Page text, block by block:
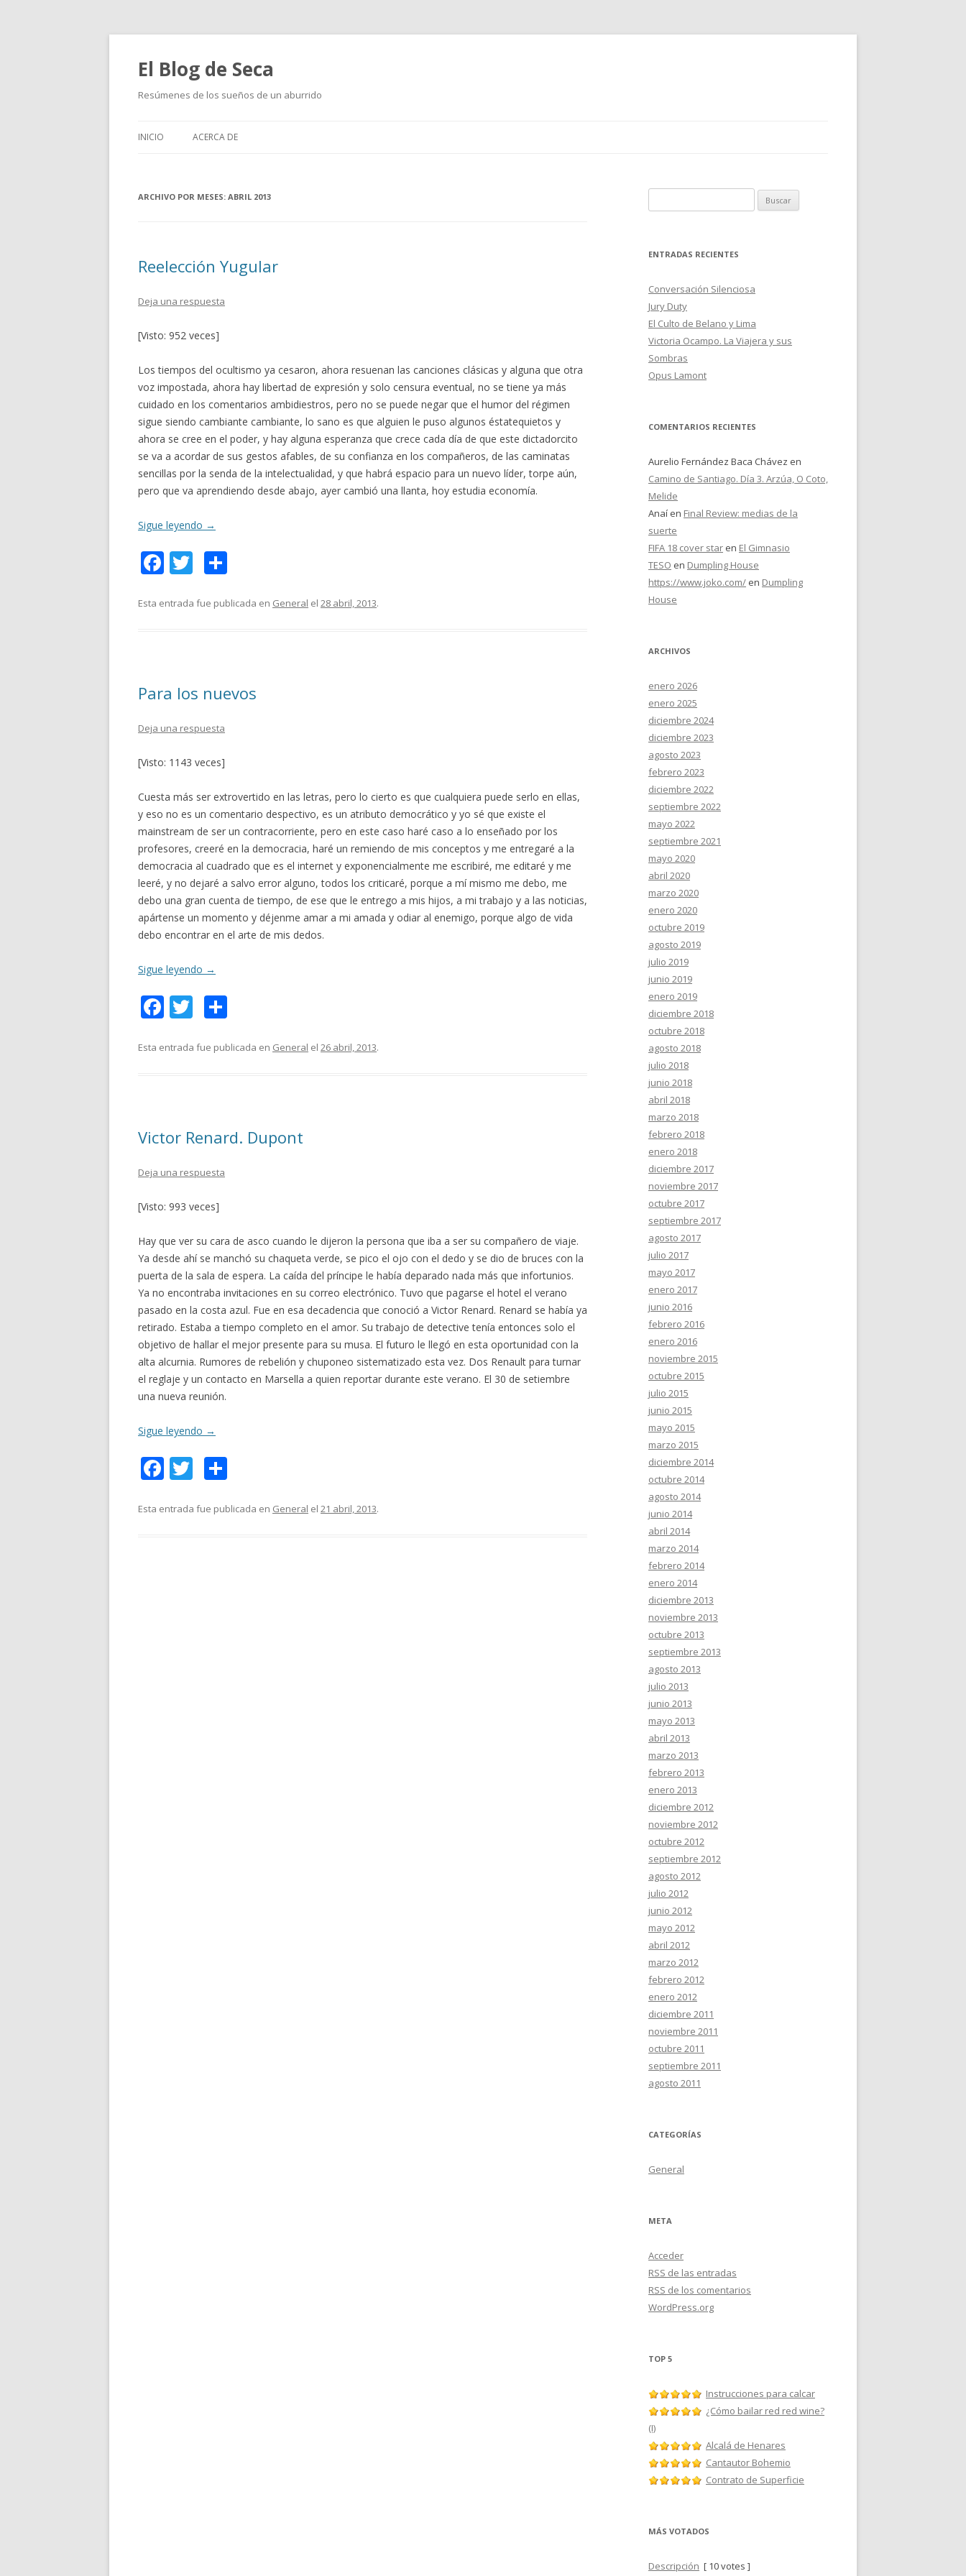
El Blog de Seca
Resúmenes de los sueños de un aburrido
INICIO ACERCA DE
ARCHIVO POR MESES: ABRIL 2013
Reelección Yugular
Deja una respuesta
[Visto: 952 veces]
Los tiempos del ocultismo ya cesaron, ahora resuenan las canciones clásicas y alguna que otra
voz impostada, ahora hay libertad de expresión y solo censura eventual, no se tiene ya más
cuidado en los comentarios ambidiestros, pero no se puede negar que el humor del régimen
sigue siendo cambiante cambiante, lo sano es que alguien le puso algunos éstatequietos y
ahora se cree en el poder, y hay alguna esperanza que crece cada día de que este dictadorcito
se va a acordar de sus gestos afables, de su confianza en los compañeros, de las caminatas
sencillas por la senda de la intelectualidad, y que habrá espacio para un nuevo líder, torpe aún,
pero que va aprendiendo desde abajo, ayer cambió una llanta, hoy estudia economía.
Sigue leyendo →
F
e
k
T
itt m
r
Esta entrada fue publicada en General el 28 abril, 2013.
Para los nuevos
Deja una respuesta
[Visto: 1143 veces]
Cuesta más ser extrovertido en las letras, pero lo cierto es que cualquiera puede serlo en ellas,
y eso no es un comentario despectivo, es un atributo democrático y yo sé que existe el
mainstream de ser un contracorriente, pero en este caso haré caso a lo enseñado por los
profesores, creeré en la democracia, haré un remiendo de mis conceptos y me entregaré a la
democracia al cuadrado que es el internet y exponencialmente me escribiré, me editaré y me
leeré, y no dejaré a salvo error alguno, todos los criticaré, porque a mí mismo me debo, me
debo una gran cuenta de tiempo, de ese que le entrego a mis hijos, a mi trabajo y a las noticias,
apártense un momento y déjenme amar a mi amada y odiar al enemigo, porque algo de vida
debo encontrar en el arte de mis dedos.
Sigue leyendo →
F
e
k
T
itt m
r
Esta entrada fue publicada en General el 26 abril, 2013.
Victor Renard. Dupont
Deja una respuesta
[Visto: 993 veces]
Hay que ver su cara de asco cuando le dijeron la persona que iba a ser su compañero de viaje.
Ya desde ahí se manchó su chaqueta verde, se pico el ojo con el dedo y se dio de bruces con la
puerta de la sala de espera. La caída del príncipe le había deparado nada más que infortunios.
Ya no encontraba invitaciones en su correo electrónico. Tuvo que pagarse el hotel el verano
pasado en la costa azul. Fue en esa decadencia que conoció a Victor Renard. Renard se había ya
retirado. Estaba a tiempo completo en el amor. Su trabajo de detective tenía entonces solo el
objetivo de hallar el mejor presente para su musa. El futuro le llegó en esta oportunidad con la
alta alcurnia. Rumores de rebelión y chuponeo sistematizado esta vez. Dos Renault para turnar
el reglaje y un contacto en Marsella a quien reportar durante este verano. El 30 de setiembre
una nueva reunión.
Sigue leyendo →
F
e
T
itt m
Esta entrada fue publicada en General el 21 abril, 2013.
u
c
r
:
ENTRADAS RECIENTES
Conversación Silenciosa
Jury Duty
El Culto de Belano y Lima
Victoria Ocampo. La Viajera y sus
Sombras
Opus Lamont
COMENTARIOS RECIENTES
Aurelio Fernández Baca Chávez en
Camino de Santiago. Día 3. Arzúa, O Coto,
Melide
Anaí en Final Review: medias de la
suerte
FIFA 18 cover star en El Gimnasio
TESO en Dumpling House
https://www.joko.com/ en Dumpling
House
ARCHIVOS
enero 2026
enero 2025
diciembre 2024
diciembre 2023
agosto 2023
febrero 2023
diciembre 2022
septiembre 2022
mayo 2022
septiembre 2021
mayo 2020
abril 2020
marzo 2020
enero 2020
octubre 2019
agosto 2019
julio 2019
junio 2019
enero 2019
diciembre 2018
octubre 2018
agosto 2018
julio 2018
junio 2018
abril 2018
marzo 2018
febrero 2018
enero 2018
diciembre 2017
noviembre 2017
octubre 2017
septiembre 2017
agosto 2017
julio 2017
mayo 2017
enero 2017
junio 2016
febrero 2016
enero 2016
noviembre 2015
octubre 2015
julio 2015
junio 2015
mayo 2015
marzo 2015
diciembre 2014
octubre 2014
agosto 2014
junio 2014
abril 2014
marzo 2014
febrero 2014
enero 2014
diciembre 2013
noviembre 2013
octubre 2013
septiembre 2013
agosto 2013
julio 2013
junio 2013
mayo 2013
abril 2013
marzo 2013
febrero 2013
enero 2013
diciembre 2012
noviembre 2012
octubre 2012
septiembre 2012
agosto 2012
julio 2012
junio 2012
mayo 2012
abril 2012
marzo 2012
febrero 2012
enero 2012
diciembre 2011
noviembre 2011
octubre 2011
septiembre 2011
agosto 2011
CATEGORÍAS
General
META
Acceder
RSS de las entradas
RSS de los comentarios
WordPress.org
TOP 5
Instrucciones para calcar
¿Cómo bailar red red wine?
(I)
Alcalá de Henares
Cantautor Bohemio
Contrato de Superficie
MÁS VOTADOS
Descripción [ 10 votes ]